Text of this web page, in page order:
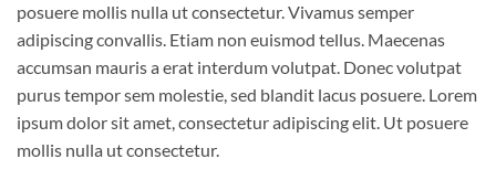
posuere mollis nulla ut consectetur. Vivamus semper
adipiscing convallis. Etiam non euismod tellus. Maecenas
accumsan mauris a erat interdum volutpat. Donec volutpat
purus tempor sem molestie, sed blandit lacus posuere. Lorem
ipsum dolor sit amet, consectetur adipiscing elit. Ut posuere
mollis nulla ut consectetur.